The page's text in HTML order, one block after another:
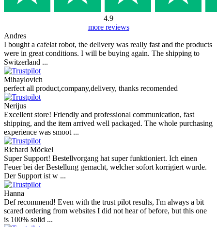
4.9
more reviews
Andres
I bought a cafelat robot, the delivery was really fast and the products
were in great conditions. I will be buying again. The shipping to
Switzerland ...
Mihaylovich
perfect all product,company,delivery, thanks recomended
Nerijus
Excellent store! Friendly and professional communication, fast
shipping, and the item arrived well packaged. The whole purchasing
experience was smoot ...
Richard Möckel
Super Support! Bestellvorgang hat super funktioniert. Ich einen
Feuer bei der Bestellung gemacht, welcher sofort korrigiert wurde.
Der Support ist w ...
Hanna
Def recommend! Even with the trust pilot results, I'm always a bit
scared ordering from websites I did not hear of before, but this one
is 100% solid ...